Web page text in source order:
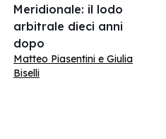
Meridionale: il lodo
arbitrale dieci anni
dopo
Matteo Piasentini e Giulia
Biselli